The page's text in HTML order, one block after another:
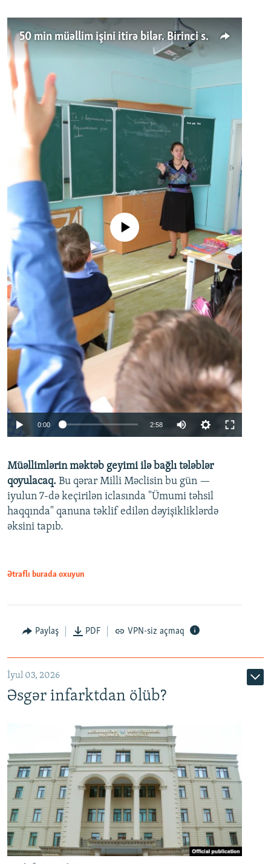
50 min müəllim işini itirə bilər. Birinci sinfə gedənlər azalır
Auto 240p 360p 480p
720p 1080p
No media source currently available
0:00 2:58
360p
480p
720p
Müəllimlərin məktəb geyimi ilə bağlı tələblər
qoyulacaq. Bu qərar Milli Məclisin bu gün —
iyulun 7-də keçirilən iclasında "Ümumi təhsil
haqqında" qanuna təklif edilən dəyişikliklərdə
əksini tapıb.
Ətraflı burada oxuyun
Paylaş PDF VPN-siz açmaq
İyul 03, 2026
Əsgər infarktdan ölüb?